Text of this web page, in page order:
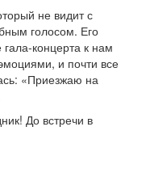
не видит с
голосом. Его
концерта к нам
и почти все
«Приезжаю на
До встречи в